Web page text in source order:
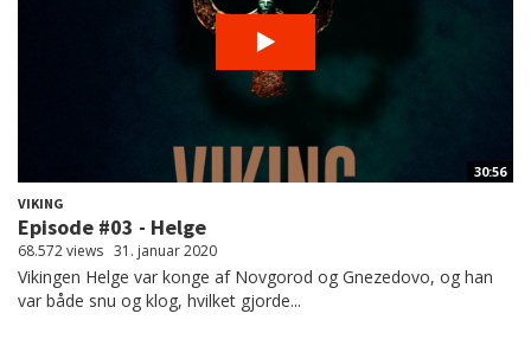
30:56
VIKING
Episode #03 - Helge
68.572 views 31. januar 2020
Vikingen Helge var konge af Novgorod og Gnezedovo, og han
var både snu og klog, hvilket gjorde...